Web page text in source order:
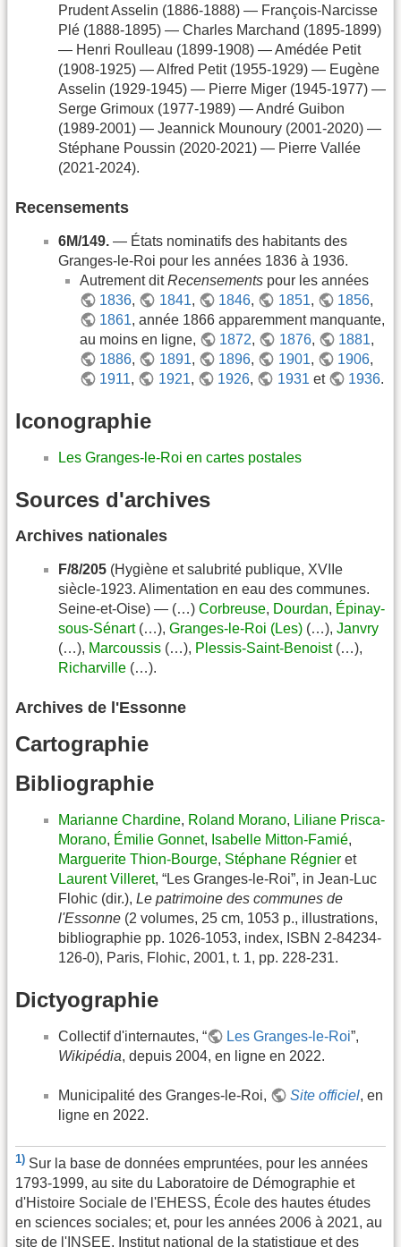
Prudent Asselin (1886-1888) — François-Narcisse
Plé (1888-1895) — Charles Marchand (1895-1899)
— Henri Roulleau (1899-1908) — Amédée Petit
(1908-1925) — Alfred Petit (1955-1929) — Eugène
Asselin (1929-1945) — Pierre Miger (1945-1977) —
Serge Grimoux (1977-1989) — André Guibon
(1989-2001) — Jeannick Mounoury (2001-2020) —
Stéphane Poussin (2020-2021) — Pierre Vallée
(2021-2024).
Recensements
6M/149. — États nominatifs des habitants des
Granges-le-Roi pour les années 1836 à 1936.
Autrement ditRecensements pour les années
1836, 1841, 1846, 1851, 1856,
1861, année 1866 apparemment manquante,
au moins en ligne,
1872, 1876, 1881,
1886, 1891, 1896, 1901, 1906,
1911, 1921, 1926, 1931 et 1936.
Iconographie
Les Granges-le-Roi en cartes postales
Sources d'archives
Archives nationales
F/8/205 (Hygiène et salubrité publique, XVIIe
siècle-1923. Alimentation en eau des communes.
Seine-et-Oise) — (…) Corbreuse, Dourdan, Épinay-
sous-Sénart(…), Granges-le-Roi (Les) (…), Janvry
(…), Marcoussis (…), Plessis-Saint-Benoist(…),
Richarville (…).
Archives de l'Essonne
Cartographie
Bibliographie
Marianne Chardine, Roland Morano, Liliane Prisca-
Morano, Émilie Gonnet, Isabelle Mitton-Famié,
Marguerite Thion-Bourge, Stéphane Régnier et
Laurent Villeret, “Les Granges-le-Roi”, in Jean-Luc
Flohic (dir.), Le patrimoine des communes de
l'Essonne (2 volumes, 25 cm, 1053 p., illustrations,
bibliographie pp. 1026-1053, index, ISBN 2-84234-
126-0), Paris, Flohic, 2001, t. 1, pp. 228-231.
Dictyographie
Collectif d'internautes, “ Les Granges-le-Roi”,
Wikipédia, depuis 2004, en ligne en 2022.
Municipalité des Granges-le-Roi, Site officiel, en
ligne en 2022.
1) Sur la base de données empruntées, pour les années
1793-1999, au site du Laboratoire de Démographie et
d'Histoire Sociale de l'EHESS, École des hautes études
en sciences sociales; et, pour les années 2006 à 2021, au
site de l'INSEE, Institut national de la statistique et des